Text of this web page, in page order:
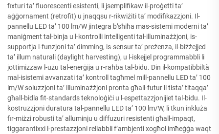
fixturi ta’ fluorescenti esistenti, li jsemplifikaw il-proġetti ta’
aġġornament (retrofit) u jnaqqsu r-rikwiżiti ta’ modifikazzjoni. Il-
pannellu LED ta’ 100 lm/W jintegra b’sħiħa mas-sistemi moderni ta’
maniġment tal-binja u l-kontrolli intelligenti tal-illuminażżjoni, is-
supportja l-funzjoni ta’ dimming, is-sensur ta’ preżenza, il-biżżejjed
ta’ illum naturali (daylight harvesting), u l-iskejjel programmabbli li
jottimizzaw l-użu tal-enerġija u r-raħba tal-bidu. Din il-kompatibbiltà
mal-isistemi avvanzati ta’ kontroll tagħmel mill-pannellu LED ta’ 100
lm/W soluzzjoni ta’ illuminażżjoni pronta għall-futur li tista’ titaqqa’
għall-bidla fit-standards teknoloġiċi u l-espettazzjonijiet tal-bidu. Il-
kostruzzjoni duratura tal-pannellu LED ta’ 100 lm/W, li tkun inkluża
fir-miżzi robusti ta’ alluminju u diffuzuri resistenti għall-impaqt,
tiggarantixxi l-prestazzjoni reliabbli f’ambjenti xogħol imħeġġa waqt